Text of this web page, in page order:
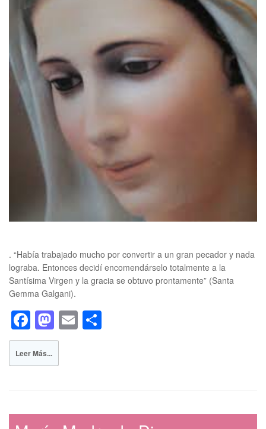
. “Había trabajado mucho por convertir a un gran pecador y nada
lograba. Entonces decidí encomendárselo totalmente a la
Santísima Virgen y la gracia se obtuvo prontamente” (Santa
Gemma Galgani).
F
a
c
o
M
a
st
o
E
m
Leer Más...